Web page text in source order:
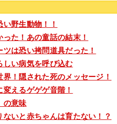
野生動物！！
た！あの童話の結末！
は恐い拷問道具だった！
しい病気を呼び込む
！隠された死のメッセージ！
えるゲゲゲ音階！
の意味
ないと赤ちゃんは育たない！？